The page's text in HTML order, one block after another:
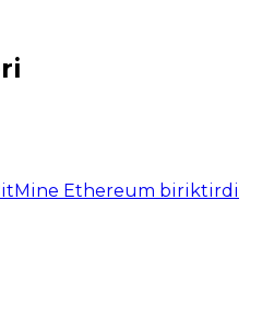
Ethereum biriktirdi